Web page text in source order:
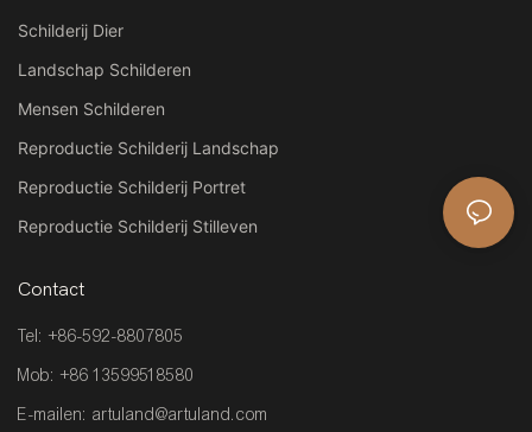
Schilderij Dier
Landschap Schilderen
Mensen Schilderen
Reproductie Schilderij Landschap
Reproductie Schilderij Portret
Reproductie Schilderij Stilleven
Contact
Tel: +86-592-8807805
Mob: +86 13599518580
E-mailen: artuland@artuland.com